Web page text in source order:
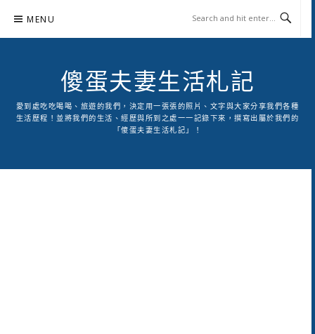
content
MENU
傻蛋夫妻生活札記
愛到處吃吃喝喝、旅遊的我們，決定用一張張的照片、文字與大家分享我們各種
生活歷程！並將我們的生活、經歷與所到之處一一記錄下來，撰寫出屬於我們的
「傻蛋夫妻生活札記」！